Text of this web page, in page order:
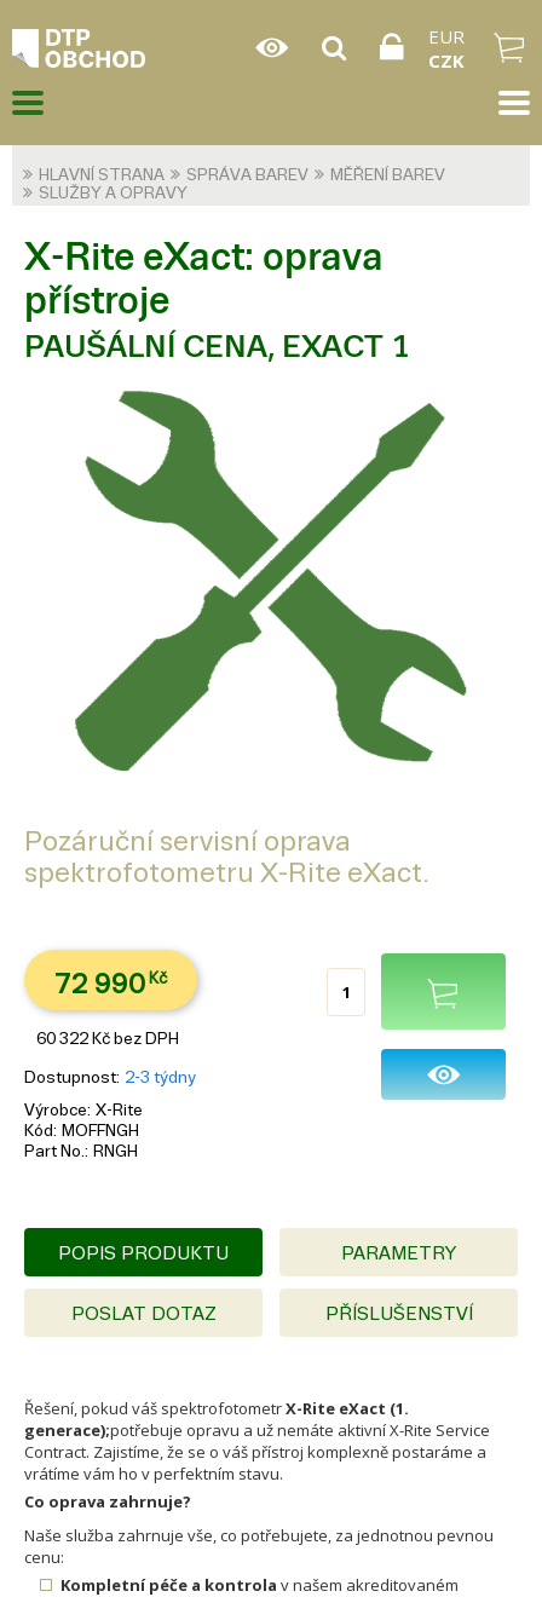
EUR
CZK
HLAVNÍ STRANA SPRÁVA BAREV
MĚŘENÍ BAREV
SLUŽBY A OPRAVY
X-Rite eXact: oprava
přístroje
PAUŠÁLNÍ CENA, EXACT 1
Pozáruční servisní oprava
spektrofotometru X-Rite eXact.
72 990 Kč
60 322 Kč bez DPH
Dostupnost 2-3 týdny
Výrobce X-Rite
Kód
MOFFNGH
Part No.
RNGH
POPIS PRODUKTU PARAMETRY
POSLAT DOTAZ PŘÍSLUŠENSTVÍ
Řešení, pokud váš spektrofotometrX-Rite eXact (1.
generace);potřebuje opravu a už nemáte aktivní X-Rite Service
Contract. Zajistíme, že se o váš přístroj komplexně postaráme a
vrátíme vám ho v perfektním stavu.
Co oprava zahrnuje?
Naše služba zahrnuje vše, co potřebujete, za jednotnou pevnou
cenu:
Kompletní péče a kontrola v našem akreditovaném